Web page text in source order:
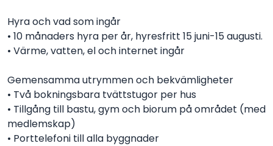
Hyra och vad som ingår
• 10 månaders hyra per år, hyresfritt 15 juni-15 augusti.
• Värme, vatten, el och internet ingår
Gemensamma utrymmen och bekvämligheter
• Två bokningsbara tvättstugor per hus
• Tillgång till bastu, gym och biorum på området (med
medlemskap)
• Porttelefoni till alla byggnader